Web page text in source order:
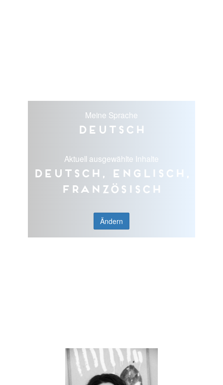
Meine Sprache
Deutsch
Aktuell ausgewählte Inhalte
Deutsch, Englisch,
Französisch
Ändern